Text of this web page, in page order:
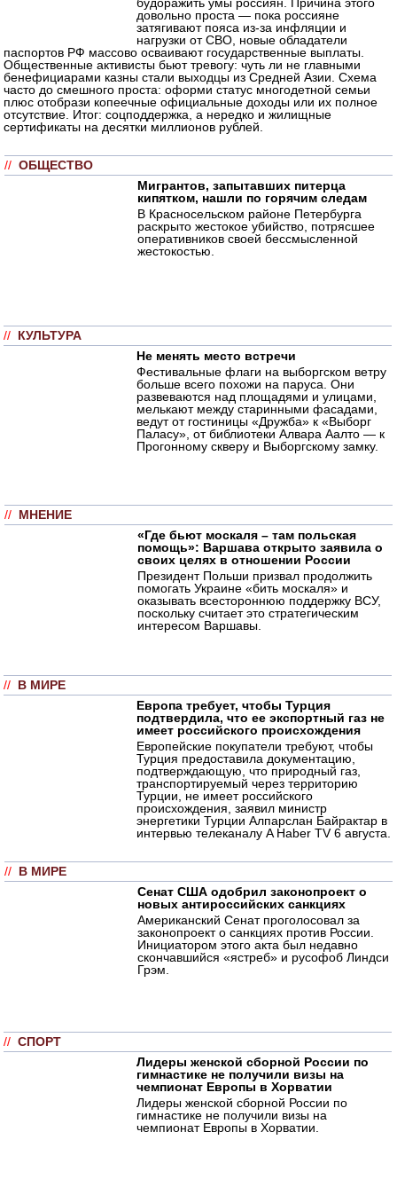
довольно проста — пока россияне
затягивают пояса из-за инфляции и
нагрузки от СВО, новые обладатели
паспортов РФ массово осваивают государственные выплаты.
Общественные активисты бьют тревогу: чуть ли не главными
бенефициарами казны стали выходцы из Средней Азии. Схема
часто до смешного проста: оформи статус многодетной семьи
плюс отобрази копеечные официальные доходы или их полное
отсутствие. Итог: соцподдержка, а нередко и жилищные
сертификаты на десятки миллионов рублей.
// ОБЩЕСТВО
Мигрантов, запытавших питерца
кипятком, нашли по горячим следам
В Красносельском районе Петербурга
раскрыто жестокое убийство, потрясшее
оперативников своей бессмысленной
жестокостью.
// КУЛЬТУРА
Не менять место встречи
Фестивальные флаги на выборгском ветру
больше всего похожи на паруса. Они
развеваются над площадями и улицами,
мелькают между старинными фасадами,
ведут от гостиницы «Дружба» к «Выборг
Паласу», от библиотеки Алвара Аалто — к
Прогонному скверу и Выборгскому замку.
// МНЕНИЕ
«Где бьют москаля – там польская
помощь»: Варшава открыто заявила о
своих целях в отношении России
Президент Польши призвал продолжить
помогать Украине «бить москаля» и
оказывать всестороннюю поддержку ВСУ,
поскольку считает это стратегическим
интересом Варшавы.
// В МИРЕ
Европа требует, чтобы Турция
подтвердила, что ее экспортный газ не
имеет российского происхождения
Европейские покупатели требуют, чтобы
Турция предоставила документацию,
подтверждающую, что природный газ,
транспортируемый через территорию
Турции, не имеет российского
происхождения, заявил министр
энергетики Турции Алпарслан Байрактар в
интервью телеканалу A Haber TV 6 августа.
// В МИРЕ
Сенат США одобрил законопроект о
новых антироссийских санкциях
Американский Сенат проголосовал за
законопроект о санкциях против России.
Инициатором этого акта был недавно
скончавшийся «ястреб» и русофоб Линдси
Грэм.
// СПОРТ
Лидеры женской сборной России по
гимнастике не получили визы на
чемпионат Европы в Хорватии
Лидеры женской сборной России по
гимнастике не получили визы на
чемпионат Европы в Хорватии.